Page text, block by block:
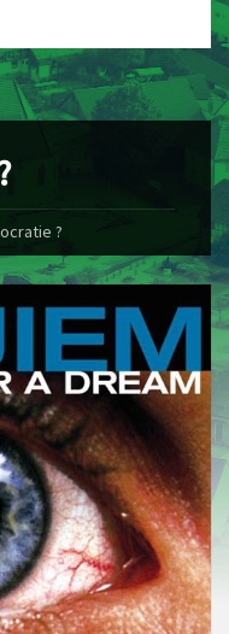
?